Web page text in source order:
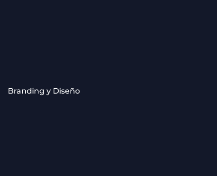
Branding y Diseño